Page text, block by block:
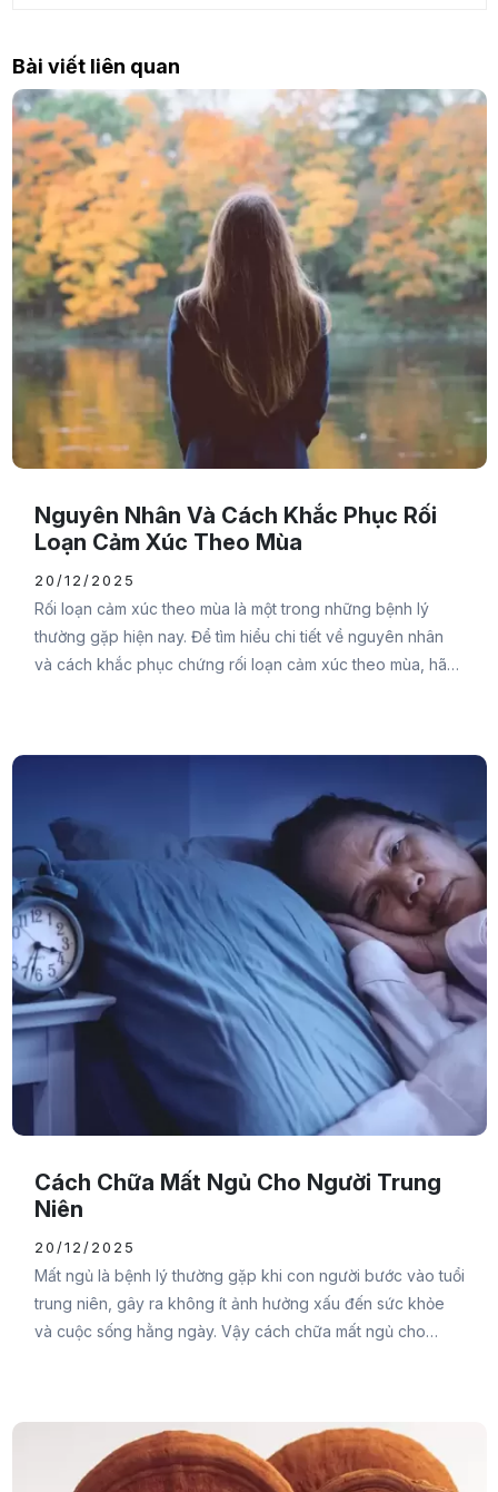
Bài viết liên quan
Nguyên Nhân Và Cách Khắc Phục Rối
Loạn Cảm Xúc Theo Mùa
20/12/2025
Rối loạn cảm xúc theo mùa là một trong những bệnh lý
thường gặp hiện nay. Để tìm hiểu chi tiết về nguyên nhân
và cách khắc phục chứng rối loạn cảm xúc theo mùa, hãy
Cách Chữa Mất Ngủ Cho Người Trung
Niên
20/12/2025
Mất ngủ là bệnh lý thường gặp khi con người bước vào tuổi
trung niên, gây ra không ít ảnh hưởng xấu đến sức khỏe
và cuộc sống hằng ngày. Vậy cách chữa mất ngủ cho